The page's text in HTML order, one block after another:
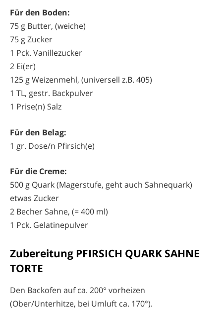
Für den Boden:
75 g Butter, (weiche)
75 g Zucker
1 Pck. Vanillezucker
2 Ei(er)
125 g Weizenmehl, (universell z.B. 405)
1 TL, gestr. Backpulver
1 Prise(n) Salz
Für den Belag:
1 gr. Dose/n Pfirsich(e)
Für die Creme:
500 g Quark (Magerstufe, geht auch Sahnequark)
etwas Zucker
2 Becher Sahne, (= 400 ml)
1 Pck. Gelatinepulver
Zubereitung PFIRSICH QUARK SAHNE
TORTE
Den Backofen auf ca. 200° vorheizen
(Ober/Unterhitze, bei Umluft ca. 170°).